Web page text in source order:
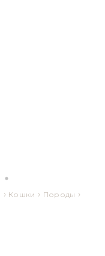
› Кошки › Породы ›